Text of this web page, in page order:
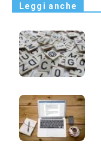
Leggi anche